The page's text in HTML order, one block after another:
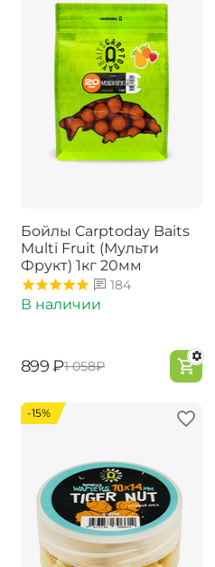
Бойлы Carptoday Baits
Multi Fruit (Мульти
Фрукт) 1кг 20мм
184
В наличии
‍899‍ ₽‍1 058‍₽
-15%